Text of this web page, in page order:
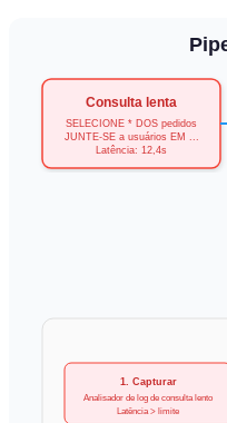
Consulta lenta
SELECIONE * DOS pedidos
JUNTE-SE a usuários EM ...
Latência: 12,4s
1. Capturar
Analisador de log de consulta lento
Latência > limite